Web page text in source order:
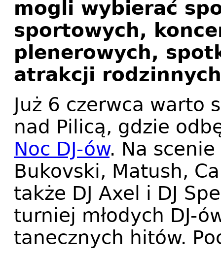
mogli wybierać
sportowych,
plenerowych,
atrakcji
Już 6 czerwca warto
nad Pilicą, gdzie
Noc DJ-ów. Na
Bukovski, Matush,
także DJ Axel i DJ
turniej młodych DJ-
tanecznych hitów.